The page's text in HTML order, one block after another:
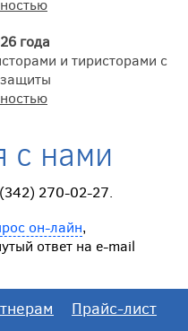
года
и тиристорами с
с нами
270-02-27.
он-лайн,
ответ на e-mail
Прайс-лист